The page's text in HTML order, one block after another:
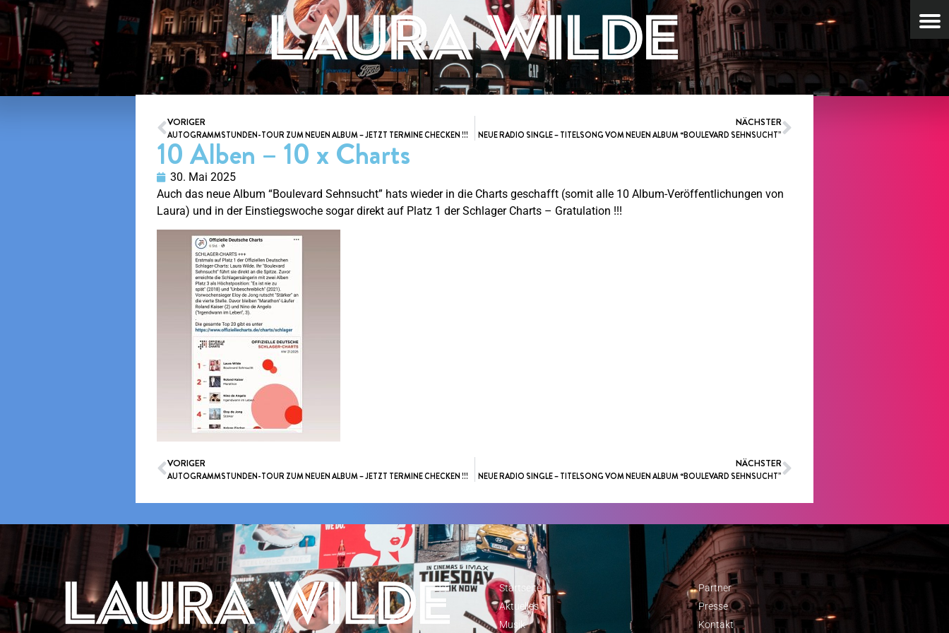
VORIGER
AUTOGRAMMSTUNDEN-TOUR ZUM NEUEN ALBUM – JETZT TERMINE CHECKEN !!!
NÄCHSTER
NEUE RADIO SINGLE – TITELSONG VOM NEUEN ALBUM “BOULEVARD SEHNSUCHT”
10 Alben – 10 x Charts
30. Mai 2025
Auch das neue Album “Boulevard Sehnsucht” hats wieder in die Charts geschafft (somit alle 10 Album-Veröffentlichungen von
Laura) und in der Einstiegswoche sogar direkt auf Platz 1 der Schlager Charts – Gratulation !!!
VORIGER
AUTOGRAMMSTUNDEN-TOUR ZUM NEUEN ALBUM – JETZT TERMINE CHECKEN !!!
NÄCHSTER
NEUE RADIO SINGLE – TITELSONG VOM NEUEN ALBUM “BOULEVARD SEHNSUCHT”
Startseite
Aktuelles
Musik
Partner
Presse
Kontakt